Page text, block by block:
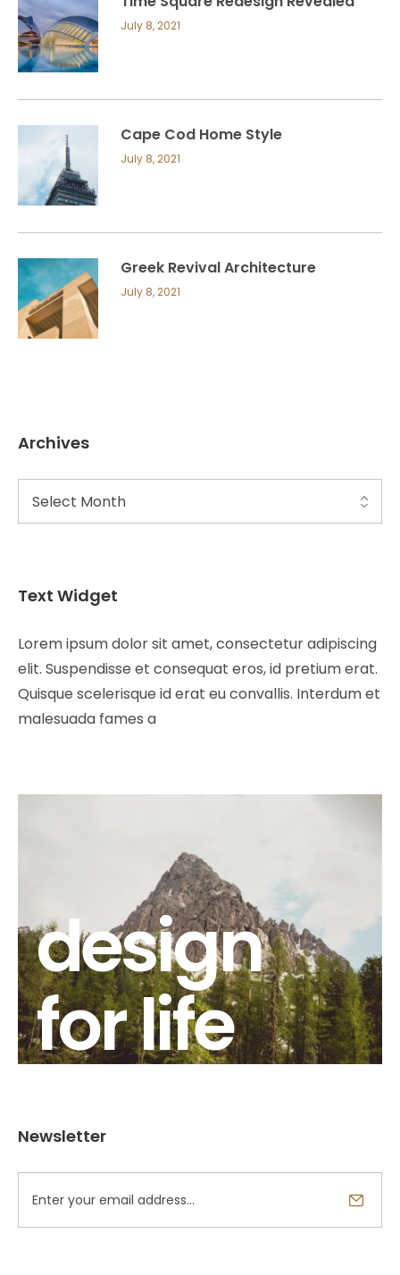
July 8, 2021
Cape Cod Home Style
July 8, 2021
Greek Revival Architecture
July 8, 2021
Archives
Text Widget
Lorem ipsum dolor sit amet, consectetur adipiscing
elit. Suspendisse et consequat eros, id pretium erat.
Quisque scelerisque id erat eu convallis. Interdum et
malesuada fames a
design
for life
Newsletter